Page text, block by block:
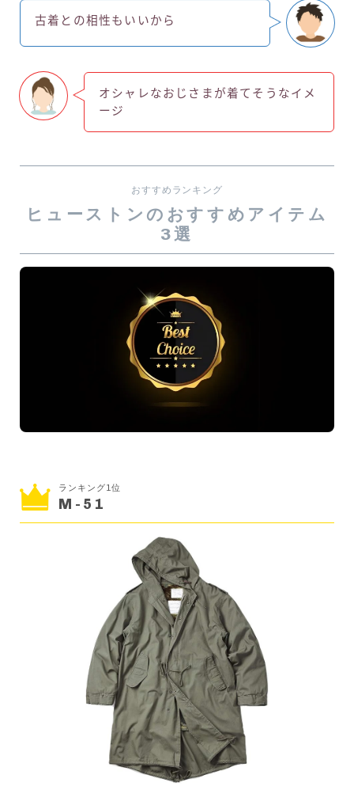
古着との相性もいいから
オシャレなおじさまが着てそうなイメ
ージ
おすすめランキング
ヒューストンのおすすめアイテム
3選
ランキング1位
M-51